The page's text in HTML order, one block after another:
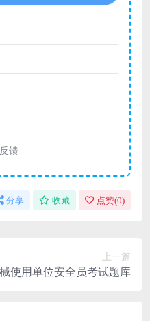
馈
分享 收藏 点赞(0)
上一篇
使用单位安全员考试题库